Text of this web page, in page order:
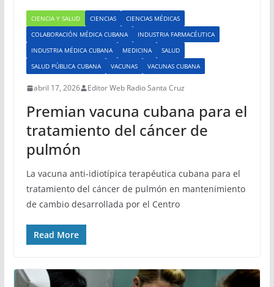
CIENCIA Y SALUD CIENCIAS
CIENCIAS MÉDICAS
COLABORACIÓN MÉDICA CUBANA
INDUSTRIA FARMACÉUTICA
INDUSTRIA MÉDICA CUBANA
MEDICINA
SALUD
SALUD PÚBLICA CUBANA
VACUNAS VACUNAS CUBANA
abril 17, 2026 Editor Web Radio Santa Cruz
Premian vacuna cubana para el
tratamiento del cáncer de
pulmón
La vacuna anti-idiotípica terapéutica cubana para el
tratamiento del cáncer de pulmón en mantenimiento
de cambio desarrollada por el Centro
Read More